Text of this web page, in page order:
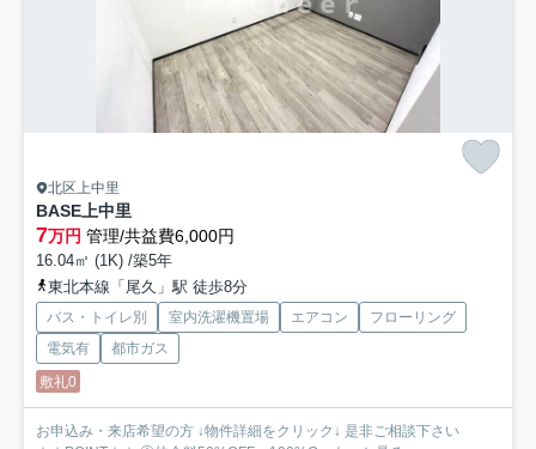
北区上中里
BASE上中里
7万円 管理/共益費6,000円
16.04㎡ (1K) /築5年
東北本線「尾久」駅 徒歩8分
バス・トイレ別 室内洗濯機置場 エアコン
フローリング
電気有
都市ガス
敷礼0
お申込み・来店希望の方 ↓物件詳細をクリック↓ 是非ご相談下さい